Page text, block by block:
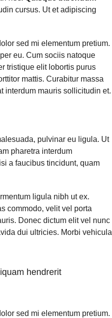
cursus. Ut et adipiscing
sed mi elementum pretium.
eu. Cum sociis natoque
tristique elit lobortis purus
mattis. Curabitur massa
interdum mauris sollicitudin et.
pulvinar eu ligula. Ut
pharetra interdum
a faucibus tincidunt, quam
ligula nibh ut ex.
commodo, velit vel porta
Donec dictum elit vel nunc
dui ultricies. Morbi vehicula
hendrerit
sed mi elementum pretium.